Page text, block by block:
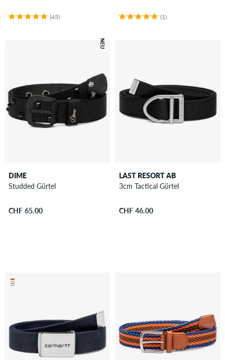
(45) (1)
NEU
DIME
Studded Gürtel
CHF 65.00
LAST RESORT AB
3cm Tactical Gürtel
CHF 46.00